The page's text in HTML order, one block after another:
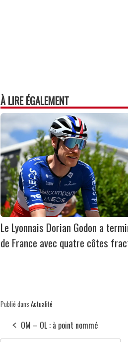
À LIRE ÉGALEMENT
Le Lyonnais Dorian Godon a
de France avec quatre côtes
Publié dans Actualité
OM – OL : à point nommé